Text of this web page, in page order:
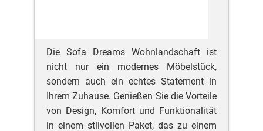
Die Sofa Dreams Wohnlandschaft ist
nicht nur ein modernes Möbelstück,
sondern auch ein echtes Statement in
Ihrem Zuhause. Genießen Sie die Vorteile
von Design, Komfort und Funktionalität
in einem stilvollen Paket, das zu einem